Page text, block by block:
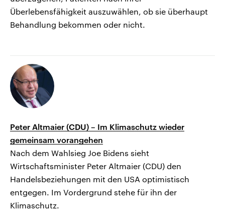
Überlebensfähigkeit auszuwählen, ob sie überhaupt
Behandlung bekommen oder nicht.
Peter Altmaier (CDU) – Im Klimaschutz wieder
gemeinsam vorangehen
Nach dem Wahlsieg Joe Bidens sieht
Wirtschaftsminister Peter Altmaier (CDU) den
Handelsbeziehungen mit den USA optimistisch
entgegen. Im Vordergrund stehe für ihn der
Klimaschutz.